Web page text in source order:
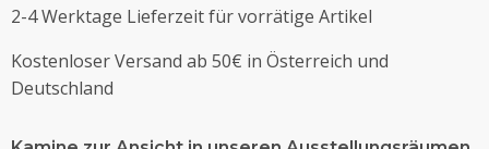
2-4 Werktage Lieferzeit für vorrätige Artikel
Kostenloser Versand ab 50€ in Österreich und
Deutschland